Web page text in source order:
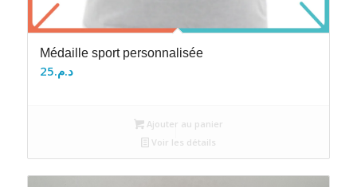
Médaille sport personnalisée
د.م.25
Ajouter au panier
Voir les détails